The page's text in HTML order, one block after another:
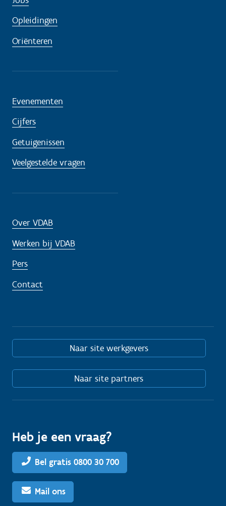
Opleidingen
Oriënteren
Evenementen
Cijfers
Getuigenissen
Veelgestelde vragen
Over VDAB
Werken bij VDAB
Pers
Contact
Naar site werkgevers
Naar site partners
Heb je een vraag?
Bel gratis 0800 30 700
Mail ons